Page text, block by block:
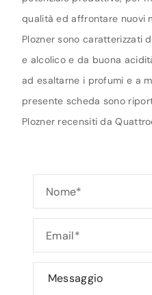
qualità ed affrontare nuovi
Plozner sono caratterizzati
e alcolico e da buona
ad esaltarne i profumi e a
presente scheda sono
Plozner recensiti da